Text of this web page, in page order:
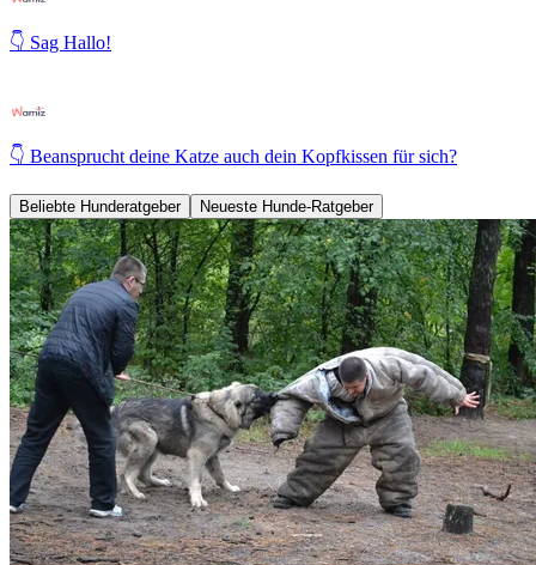
👇 Sag Hallo!
👇 Beansprucht deine Katze auch dein Kopfkissen für sich?
Beliebte Hunderatgeber Neueste Hunde-Ratgeber